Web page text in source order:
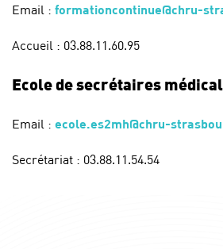
Email : formationcontinue@chru-
Accueil : 03.88.11.60.95
Ecole de secrétaires
Email : ecole.es2mh@chru-
Secrétariat : 03.88.11.54.54